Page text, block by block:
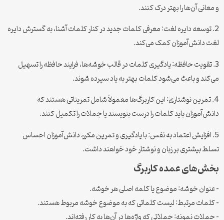
و معانی آن‌ها را بهتر درک کنند.
2. توسعه دایره لغت: معرفی کلمات جدید در کنار کلمات آشنا، به گسترش دایره
لغت دانش‌آموزان کمک می‌کند.
3. تقویت حافظه: یادگیری کلمات در قالب خوشه‌ها، فرایند حافظه را تسهیل
می‌کند و باعث می‌شود کلمات بهتر به یاد سپرده شوند.
4. تمرین نوشتاری: این کاربرگ‌ها معمولاً شامل تمریناتی هستند که
دانش‌آموزان باید کلمات را درست بنویسند یا جملات را تکمیل کنند.
5. افزایش اعتماد به نفس: با یادگیری و تمرین مکرر، دانش‌آموزان احساس
تسلط بیشتری بر زبان و نوشتار خود خواهند داشت.
بخش‌های عمده کاربرگ
– عنوان خوشه: موضوع یا کلمه اصلی هر خوشه.
– کلمات مرتبط: لیست کلماتی که به موضوع خوشه مربوط هستند.
– جملات نمونه: جملاتی که واژه‌ها در آن‌ها به کار رفته‌اند.